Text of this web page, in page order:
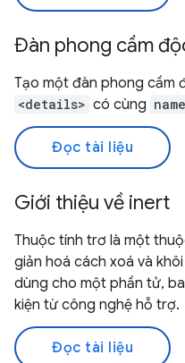
Đàn phong cầm
Tạo một đàn phong cầm
<details> có cùng name
Đọc tài liệu
Giới thiệu về inert
Thuộc tính trơ là một
giản hoá cách xoá và
dùng cho một phần tử,
kiện từ công nghệ hỗ trợ.
Đọc tài liệu